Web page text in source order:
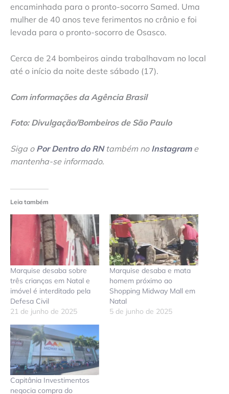
encaminhada para o pronto-socorro Samed. Uma
mulher de 40 anos teve ferimentos no crânio e foi
levada para o pronto-socorro de Osasco.
Cerca de 24 bombeiros ainda trabalhavam no local
até o início da noite deste sábado (17).
Com informações da Agência Brasil
Foto: Divulgação/Bombeiros de São Paulo
Siga o Por Dentro do RNtambém no Instagrame
mantenha-se informado.
Leia também
Marquise desaba sobre
três crianças em Natal e
imóvel é interditado pela
Defesa Civil
21 de junho de 2025
Marquise desaba e mata
homem próximo ao
Shopping Midway Mall em
Natal
5 de junho de 2025
Capitânia Investimentos
negocia compra do